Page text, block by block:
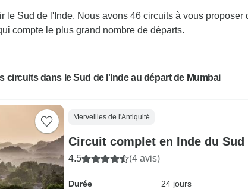
Sud de l'Inde. Nous avons 46 circuits à vous
compte le plus grand nombre de départs.
circuits dans le Sud de l'Inde au départ de Mumbai
Merveilles de l'Antiquité
Circuit complet en Inde du Sud
4.5 (4 avis)
Durée
24 jours